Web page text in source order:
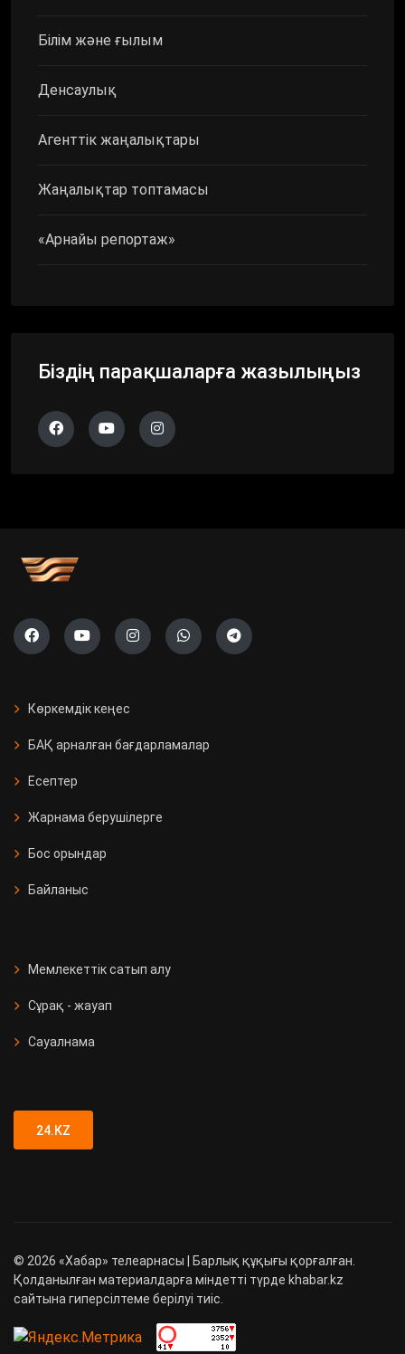
Білім және ғылым
Денсаулық
Агенттік жаңалықтары
Жаңалықтар топтамасы
«Арнайы репортаж»
Біздің парақшаларға жазылыңыз
Көркемдік кеңес
БАҚ арналған бағдарламалар
Есептер
Жарнама берушілерге
Бос орындар
Байланыс
Мемлекеттік сатып алу
Сұрақ - жауап
Сауалнама
24.KZ
© 2026 «Хабар» телеарнасы | Барлық құқығы қорғалған.
Қолданылған материалдарға міндетті түрде khabar.kz
сайтына гиперсілтеме берілуі тиіс.